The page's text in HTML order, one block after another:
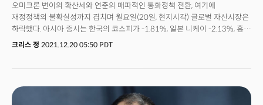
오미크론 변이의 확산세와 연준의 매파적인 통화정책 전환, 여기에
재정정책의 불확실성까지 겹치며 월요일(20일, 현지시각) 글로벌 자산시장은
하락했다. 아시아 증시는 한국의 코스피가 -1.81%, 일본 니케이 -2.13%, 홍콩
항셍지수가 -1.93%로 큰 폭의 하락세를 기록했다. 한국은 미국의
수준이 기대치를 하회하며 역시 하락했다. 미국과 유럽 역시 오미크론 변이로
인한 경제 봉쇄가 경제 회복을 늦추고 인플레이션을 가속화할 수 있다는
크리스 정 2021.12.20 05:50 PDT